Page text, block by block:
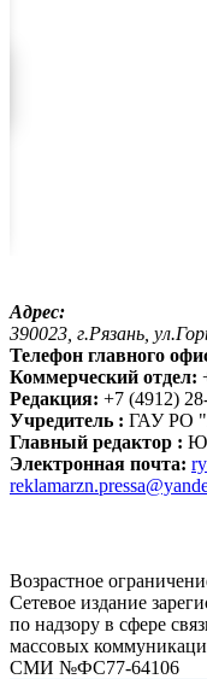
Адрес:
390023, г.Рязань,
Телефон главного
Коммерческий отдел:
Редакция: +7 (4912)
Учредитель : ГАУ РО
Главный редактор :
Электронная почта:
Возрастное
Сетевое издание
по надзору в сфере
массовых
СМИ №ФС77-64106